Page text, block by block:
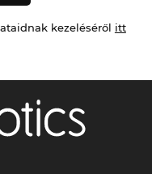
kezeléséről itt